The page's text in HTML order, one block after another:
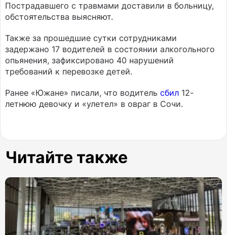
Пострадавшего с травмами доставили в больницу,
обстоятельства выясняют.
Также за прошедшие сутки сотрудниками
задержано 17 водителей в состоянии алкогольного
опьянения, зафиксировано 40 нарушений
требований к перевозке детей.
Ранее «Южане» писали, что водитель сбил 12-
летнюю девочку и «улетел» в овраг в Сочи.
Читайте также